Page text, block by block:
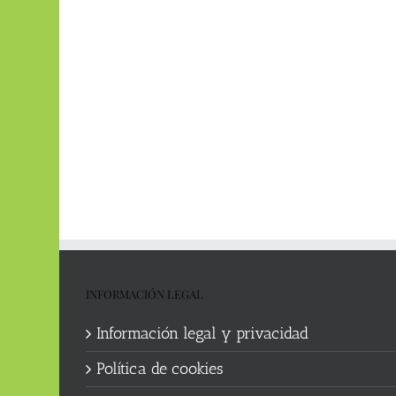
INFORMACIÓN LEGAL
Información legal y privacidad
Política de cookies